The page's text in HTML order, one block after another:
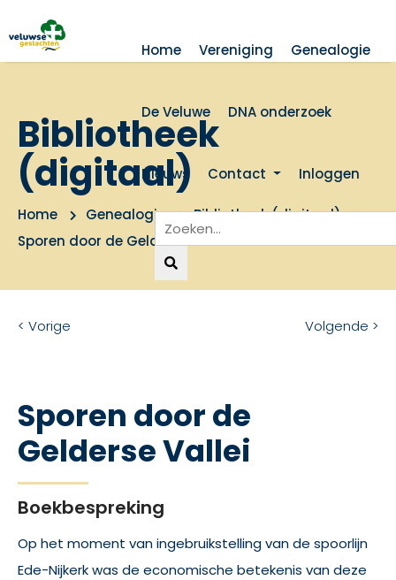
Home Vereniging Genealogie
De Veluwe DNA onderzoek
Nieuws Contact Inloggen
Bibliotheek
(digitaal)
Home Genealogie
Bibliotheek (digitaal)
Sporen door de Gelderse Vallei
< Vorige Volgende >
Sporen door de
Gelderse Vallei
Boekbespreking
Op het moment van ingebruikstelling van de spoorlijn
Ede-Nijkerk was de economische betekenis van deze